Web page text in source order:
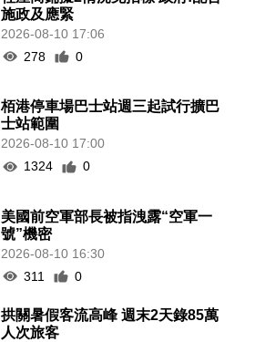
施政及應緊
2026-08-10 17:06
278
0
栢港停車場巴士站週三起試行擴巴
士站範圍
2026-08-10 17:00
1324
0
美國前空軍部長被指洩露“空軍一
號”機密
2026-08-10 16:30
311
0
拱關暑假客流高峰 週末2天錄85萬
人次旅客